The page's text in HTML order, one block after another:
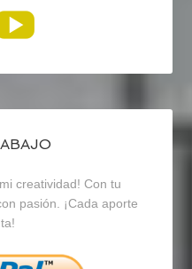
creatividad! Con tu
pasión. ¡Cada aporte